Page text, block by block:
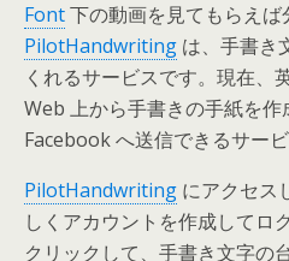
Font下の動画を見てもらえば
PilotHandwriting は、手書き
くれるサービスです。現在、
Web 上から手書きの手紙を
Facebook へ送信できるサービ
PilotHandwriting にアクセス
しくアカウントを作成してロ
クリックして、手書き文字の